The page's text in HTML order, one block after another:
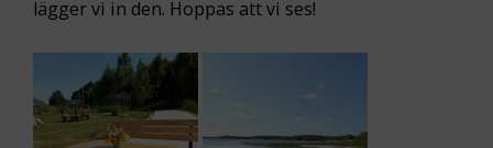
lägger vi in den. Hoppas att vi ses!